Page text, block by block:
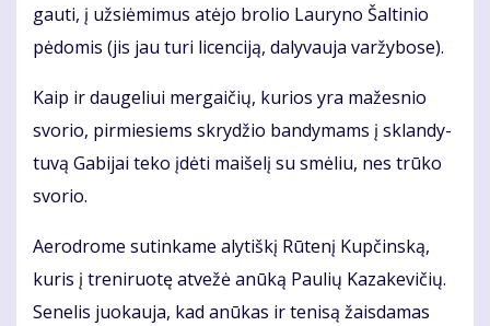
gau­ti, į už­si­ė­mi­mus at­ėjo bro­lio Lau­ry­no Šal­ti­nio
pė­do­mis (jis jau tu­ri li­cen­ci­ją, da­ly­vau­ja var­žy­bo­se).
Kaip ir dau­ge­liui mer­gai­čių, ku­rios yra ma­žes­nio
svo­rio, pir­mie­siems skry­džio ban­dy­mams į sklan­dy­
tu­vą Ga­bi­jai te­ko įdė­ti mai­še­lį su smė­liu, nes trū­ko
svo­rio.
Ae­ro­dro­me su­tin­ka­me aly­tiš­kį Rū­te­nį Kup­čins­ką,
ku­ris į tre­ni­ruo­tę at­ve­žė anū­ką Pau­lių Ka­za­ke­vi­čių.
Se­ne­lis juo­kau­ja, kad anū­kas ir te­ni­są žais­da­mas